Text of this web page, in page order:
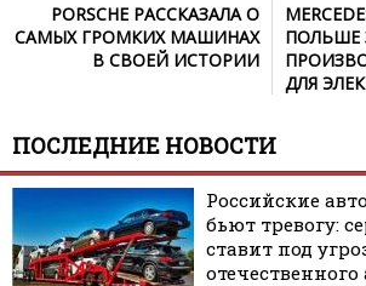
PORSCHE РАССКАЗАЛА О
САМЫХ ГРОМКИХ МАШИНАХ
В СВОЕЙ ИСТОРИИ
ПОЛЬШЕ
ДЛЯ
ПОСЛЕДНИЕ НОВОСТИ
Российские
бьют тревогу:
ставит под